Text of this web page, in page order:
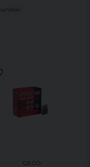
GECO
av
😇